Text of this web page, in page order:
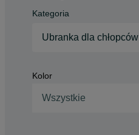
Kategoria
Ubranka dla chłopców
Kolor
Wszystkie